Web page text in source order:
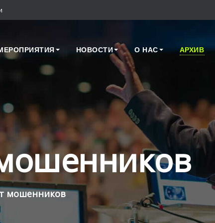
НОВОСТИ О НАС АРХИВ
мошенников